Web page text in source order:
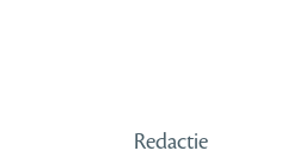
Redactie